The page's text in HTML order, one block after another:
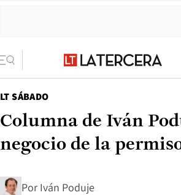
LT SÁBADO
Columna de Iván
negocio de la
Por Iván Poduje